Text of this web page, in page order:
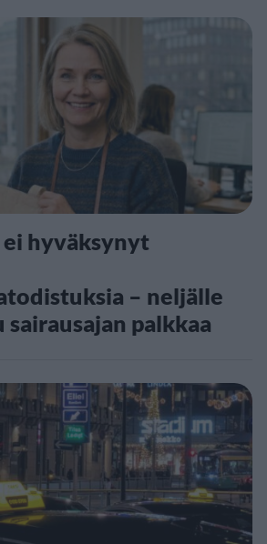
hyväksynyt
– neljälle
palkkaa